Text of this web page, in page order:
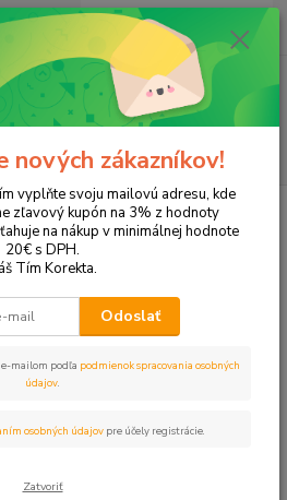
Hľadať
ks
za 0,00 EUR
Brother DCP-J4410DW
parametre
Najdrahšie
1-1 z 1
nových zákazníkov!
vyplňte svoju mailovú adresu, kde
zľavový kupón na 3% z hodnoty
na nákup v minimálnej hodnote
20€ s DPH.
Tím Korekta.
Odoslať
mailom podľa podmienok spracovania osobných
údajov.
osobných údajov pre účely registrácie.
Zatvoriť